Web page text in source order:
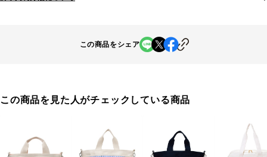
この商品をシェア
この商品を見た人がチェックしている商品